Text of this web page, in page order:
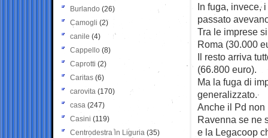
In fuga, invece,
passato
Tra le imprese
Roma (30.000
Il resto arriva
(66.800 euro).
Ma la fuga di
generalizzato.
Anche il Pd non
Ravenna se ne
e la Legacoop
Burlando (26)
Camogli (2)
canile (4)
Cappello (8)
Caprotti (2)
Caritas (6)
carovita (170)
casa (247)
Casini (119)
Centrodestra in Liguria (35)